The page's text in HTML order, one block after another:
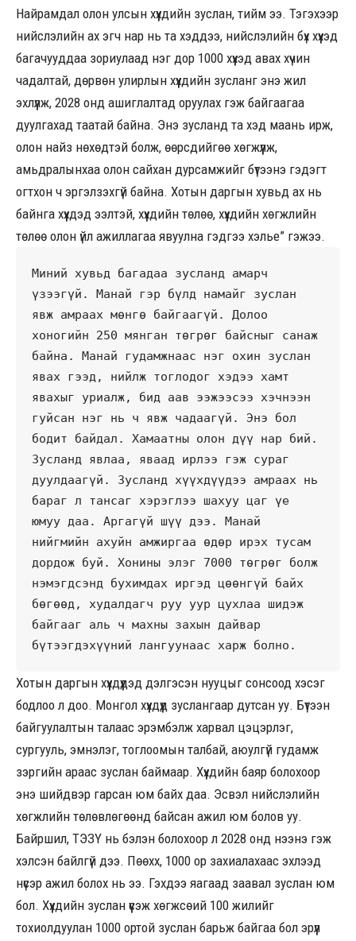
Найрамдал олон улсын хүүхдийн зуслан, тийм ээ. Тэгэхээр
нийслэлийн ах эгч нар нь та хэддээ, нийслэлийн бүх хүүхэд
багачууддаа зориулаад нэг дор 1000 хүүхэд авах хүчин
чадалтай, дөрвөн улирлын хүүхдийн зусланг энэ жил
эхлүүлж, 2028 онд ашиглалтад оруулах гэж байгаагаа
дуулгахад таатай байна. Энэ зусланд та хэд маань ирж,
олон найз нөхөдтэй болж, өөрсдийгөө хөгжүүлж,
амьдралынхаа олон сайхан дурсамжийг бүтээнэ гэдэгт
огтхон ч эргэлзэхгүй байна. Хотын даргын хувьд ах нь
байнга хүүхдэд ээлтэй, хүүхдийн төлөө, хүүхдийн хөгжлийн
төлөө олон үйл ажиллагаа явуулна гэдгээ хэлье” гэжээ.
Миний хувьд багадаа зусланд амарч
үзээгүй. Манай гэр бүлд намайг зуслан
явж амраах мөнгө байгаагүй. Долоо
хоногийн 250 мянган төгрөг байсныг санаж
байна. Манай гудамжнаас нэг охин зуслан
явах гээд, нийлж тоглодог хэдээ хамт
явахыг уриалж, бид аав ээжээсээ хэчнээн
гуйсан нэг нь ч явж чадаагүй. Энэ бол
бодит байдал. Хамаатны олон дүү нар бий.
Зусланд явлаа, яваад ирлээ гэж сураг
дуулдаагүй. Зусланд хүүхдүүдээ амраах нь
бараг л тансаг хэрэглээ шахуу цаг үе
юмуу даа. Аргагүй шүү дээ. Манай
нийгмийн ахуйн амжиргаа өдөр ирэх тусам
дордож буй. Хонины элэг 7000 төгрөг болж
нэмэгдсэнд бухимдах иргэд цөөнгүй байх
бөгөөд, худалдагч руу уур цухлаа шидэж
байгааг аль ч махны захын дайвар
бүтээгдэхүүний лангуунаас харж болно.
Хотын даргын хүүхдүүдэд дэлгэсэн нууцыг сонсоод хэсэг
бодлоо л доо. Монгол хүүхдүүд зуслангаар дутсан уу. Бүтээн
байгуулалтын талаас эрэмбэлж харвал цэцэрлэг,
сургууль, эмнэлэг, тоглоомын талбай, аюулгүй гудамж
зэргийн араас зуслан баймаар. Хүүхдийн баяр болохоор
энэ шийдвэр гарсан юм байх даа. Эсвэл нийслэлийн
хөгжлийн төлөвлөгөөнд байсан ажил юм болов уу.
Байршил, ТЭЗҮ нь бэлэн болохоор л 2028 онд нээнэ гэж
хэлсэн байлгүй дээ. Пөөхх, 1000 ор захиалахаас эхлээд
нүсэр ажил болох нь ээ. Гэхдээ яагаад заавал зуслан юм
бол. Хүүхдийн зуслан үүсэж хөгжсөий 100 жилийг
тохиолдуулан 1000 ортой зуслан барьж байгаа бол эрүүл